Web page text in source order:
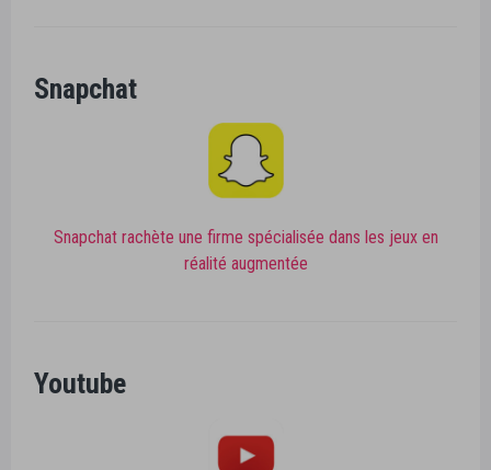
Snapchat
Snapchat rachète une firme spécialisée dans les jeux en
réalité augmentée
Youtube